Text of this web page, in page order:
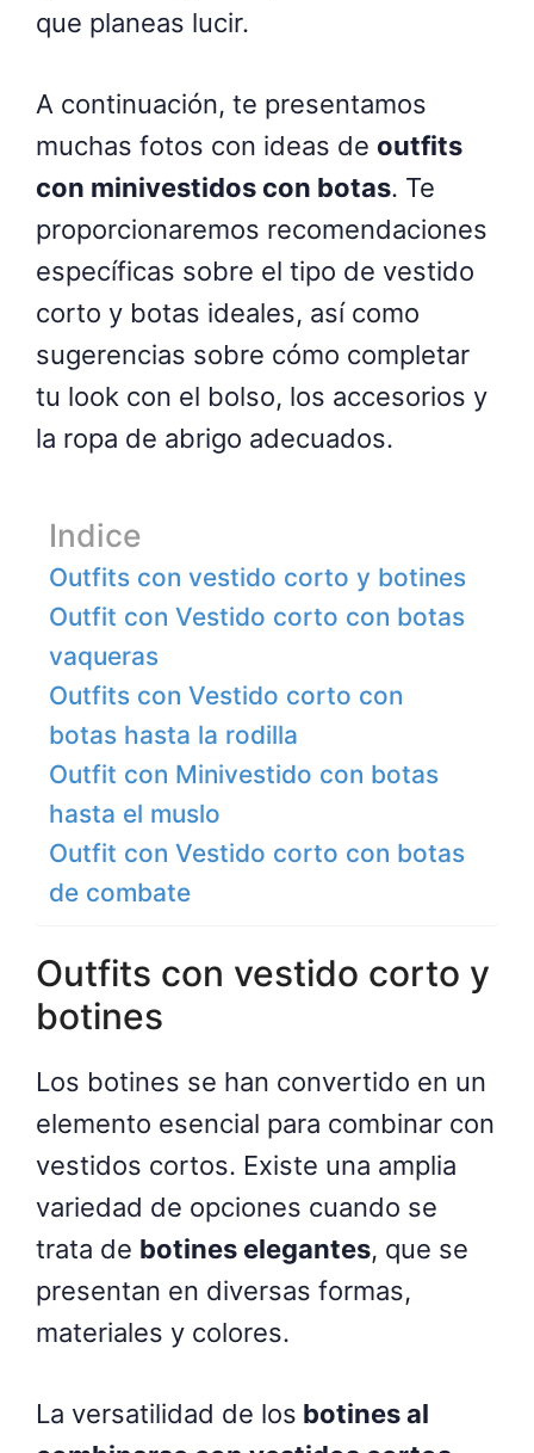
que planeas lucir.
A continuación, te presentamos
muchas fotos con ideas de outfits
con minivestidos con botas. Te
proporcionaremos recomendaciones
específicas sobre el tipo de vestido
corto y botas ideales, así como
sugerencias sobre cómo completar
tu look con el bolso, los accesorios y
la ropa de abrigo adecuados.
Indice
Outfits con vestido corto y botines
Outfit con Vestido corto con botas
vaqueras
Outfits con Vestido corto con
botas hasta la rodilla
Outfit con Minivestido con botas
hasta el muslo
Outfit con Vestido corto con botas
de combate
Outfits con vestido corto y
botines
Los botines se han convertido en un
elemento esencial para combinar con
vestidos cortos. Existe una amplia
variedad de opciones cuando se
trata de botines elegantes, que se
presentan en diversas formas,
materiales y colores.
La versatilidad de los botines al